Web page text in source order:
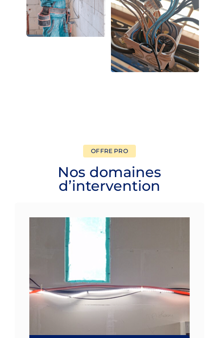
OFFRE PRO
Nos domaines
d’intervention